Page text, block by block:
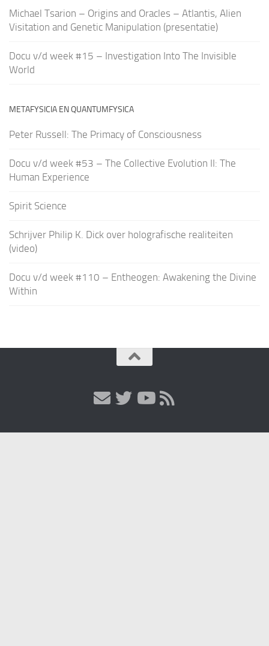
Michael Tsarion – Origins and Oracles – Atlantis, Alien
Visitation and Genetic Manipulation (presentatie)
Docu v/d week #15 – Investigation Into The Invisible
World
METAFYSICIA EN QUANTUMFYSICA
Peter Russell: The Primacy of Consciousness
Docu v/d week #53 – The Collective Evolution II: The
Human Experience
Spirit Science
Schrijver Philip K. Dick over holografische realiteiten
(video)
Docu v/d week #110 – Entheogen: Awakening the Divine
Within